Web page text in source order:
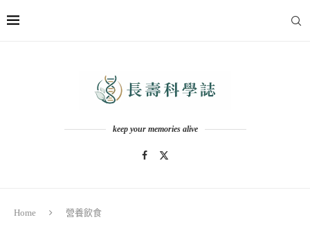
keep your memories alive
Home 營養飲食